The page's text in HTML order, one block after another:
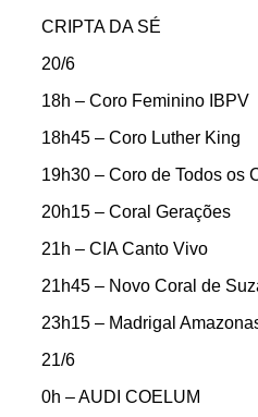
CRIPTA DA SÉ
20/6
18h – Coro Feminino IBPV
18h45 – Coro Luther King
19h30 – Coro de Todos os
20h15 – Coral Gerações
21h – CIA Canto Vivo
21h45 – Novo Coral de
23h15 – Madrigal
21/6
0h – AUDI COELUM